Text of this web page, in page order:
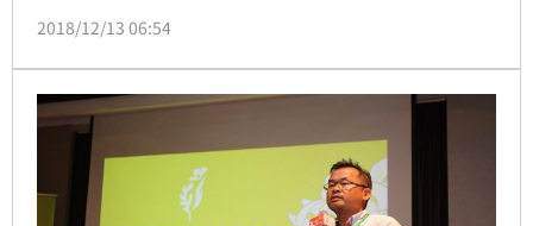
2018/12/13 06:54